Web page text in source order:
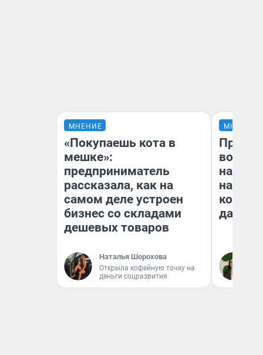
МНЕНИЕ
«Покупаешь кота в
мешке»:
предприниматель
рассказала, как на
самом деле устроен
бизнес со складами
дешевых товаров
Наталья Шорохова
Открыла кофейную точку на
деньги соцразвития
МНЕНИЕ
нам
даже